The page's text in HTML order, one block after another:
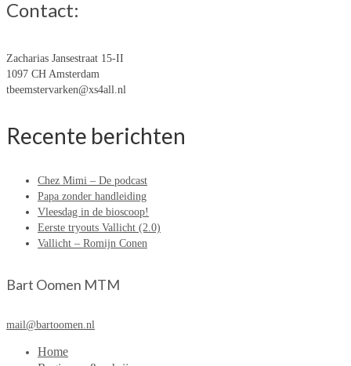
Contact:
Zacharias Jansestraat 15-II
1097 CH Amsterdam
tbeemstervarken@xs4all.nl
Recente berichten
Chez Mimi – De podcast
Papa zonder handleiding
Vleesdag in de bioscoop!
Eerste tryouts Vallicht (2.0)
Vallicht – Romijn Conen
Bart Oomen MTM
mail@bartoomen.nl
Home